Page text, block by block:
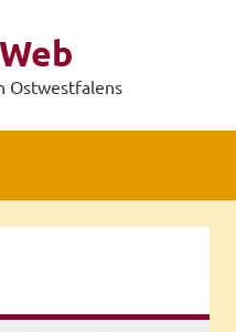
Ostwestfalens